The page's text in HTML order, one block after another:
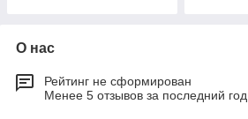
О нас
Рейтинг не сформирован
Менее 5 отзывов за последний год